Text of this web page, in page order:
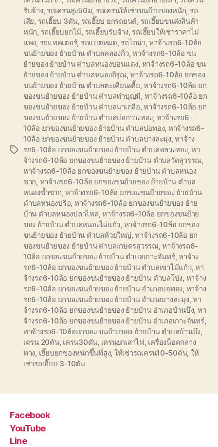
Tags
รับจ้าง, รถเครนสูง50ม รถเครนให้เช่าขนย้ายของหนัก รถ
เสีย รถเฮี๊ยบ 3ตัน รถเฮี๊ยบ ยกรถยนต์ รถเฮี๊ยบขนส่งสินค้า
หนัก รถเฮี๊ยบยกไม้ รถเฮี๊ยบรับจ้าง, รถเฮี๊ยบให้เช่าราคาไม่
แพง รถแทคเตอร์, รถแบตหมด รถไถน่า ,หาจ้างรถ6-10ล้อ
ขนย้ายของ ย้ายบ้าน ตำบลคลองกิ่ว,หาจ้างรถ6-10ล้อ ขน
ย้ายของ ย้ายบ้าน ตำบลหนองบอนแดง หาจ้างรถ6-10ล้อ ขน
ย้ายของ ย้ายบ้าน ตำบลหนองอิรุณ,หาจ้างรถ6-10ล้อ ยกของ
ขนย้ายของ ย้ายบ้าน ตำบลตะเคียนเตี้ย ,หาจ้างรถ6-10ล้อ ยก
ของขนย้ายของ ย้ายบ้าน ตำบลท่าบุญมี หาจ้างรถ6-10ล้อ ยก
ของขนย้ายของ ย้ายบ้าน ตำบลนาเกลือ ,หาจ้างรถ6-10ล้อ ยก
ของขนย้ายของ ย้ายบ้าน ตำบลบ่อกวางทอง หาจ้างรถ6-
10ล้อ ยกของขนย้ายของ ย้ายบ้าน ตำบลบ่อทอง, หาจ้างรถ6-
10ล้อ ยกของขนย้ายของ ย้ายบ้าน ตำบลบางละมุง,หาจ้าง
รถ6-10ล้อ ยกของขนย้ายของ ย้ายบ้าน ตำบลพลวงทอง,หา
จ้างรถ6-10ล้อ ยกของขนย้ายของ ย้ายบ้าน ตำบลวัดสุวรรณ
หาจ้างรถ6-10ล้อ ยกของขนย้ายของ ย้ายบ้าน ตำบลหนอง
ชาก หาจ้างรถ6-10ล้อ ยกของขนย้ายของ ย้ายบ้าน ตำบล
หนองซ้ำซาก ,หาจ้างรถ6-10ล้อ ยกของขนย้ายของ ย้ายบ้าน
ตำบลหนองปรือ หาจ้างรถ6-10ล้อ ยกของขนย้ายของ ย้าย
บ้าน ตำบลหนองปลาไหล ,หาจ้างรถ6-10ล้อ ยกของขนย้าย
ของ ย้ายบ้าน ตำบลหนองไผ่แก้ว หาจ้างรถ6-10ล้อ ยกของ
ขนย้ายของ ย้ายบ้าน ตำบลห้วยใหญ่ ,หาจ้างรถ6-10ล้อ ยก
ของขนย้ายของ ย้ายบ้าน ตำบลเกษตรสุวรรณ,หาจ้างรถ6-
10ล้อ ยกของขนย้ายของ ย้ายบ้าน ตำบลเกาะจันทร์,หาจ้าง
รถ6-10ล้อ ยกของขนย้ายของ ย้ายบ้าน ตำบลเขาไม้แก้ว,หา
จ้างรถ6-10ล้อ ยกของขนย้ายของ ย้ายบ้าน ตำบลโป่ง หาจ้าง
รถ6-10ล้อ ยกของขนย้ายของ ย้ายบ้าน อำเภอบ่อทอง หาจ้าง
รถ6-10ล้อ ยกของขนย้ายของ ย้ายบ้าน อำเภอบางละมุง,หา
จ้างรถ6-10ล้อ ยกของขนย้ายของ ย้ายบ้าน อำเภอบ้านบึง, หา
จ้างรถ6-10ล้อ ยกของขนย้ายของ ย้ายบ้าน อำเภอเกาะจันทร์,
หาจ้างรถ6-10ล้อยกของ ขนย้ายของ ย้ายบ้าน ตำบลบ้านบึง
เครน 20ตัน, เครน30ตัน เครนยกเสาไฟ เครื่องน็อคกลาง
ทาง เฮี๊ยบยกของหนักขึ้นที่สูง, ให้เช่ารถเครน10-50ตัน, ให้
เช่ารถเฮี๊ยบ 3-10ตัน
Facebook
YouTube
Line